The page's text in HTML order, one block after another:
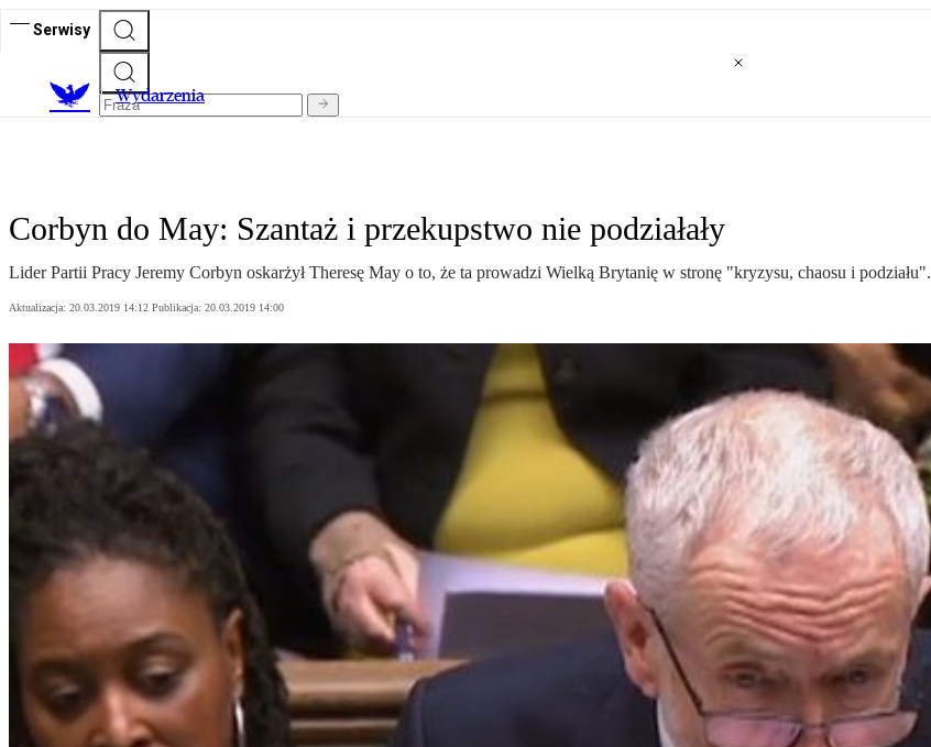
Serwisy
Wydarzenia
Corbyn do May: Szantaż i przekupstwo nie podziałały
Lider Partii Pracy Jeremy Corbyn oskarżył Theresę May o to, że ta prowadzi Wielką Brytanię w stronę "kryzysu, chaosu i podziału".
Aktualizacja: 20.03.2019 14:12 Publikacja: 20.03.2019 14:00